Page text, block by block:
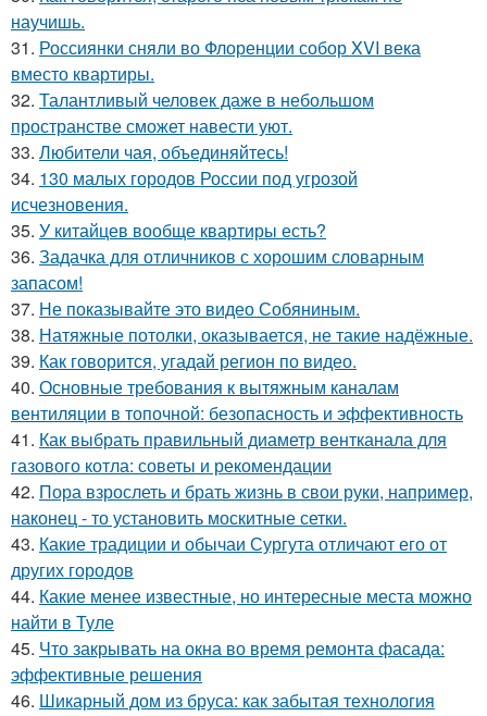
научишь.
31. Россиянки сняли во Флоренции собор XVI века
вместо квартиры.
32. Талантливый человек даже в небольшом
пространстве сможет навести уют.
33. Любители чая, объединяйтесь!
34. 130 малых городов России под угрозой
исчезновения.
35. У китайцев вообще квартиры есть?
36. Задачка для отличников с хорошим словарным
запасом!
37. Не показывайте это видео Собяниным.
38. Натяжные потолки, оказывается, не такие надёжные.
39. Как говорится, угадай регион по видео.
40. Основные требования к вытяжным каналам
вентиляции в топочной: безопасность и эффективность
41. Как выбрать правильный диаметр вентканала для
газового котла: советы и рекомендации
42. Пора взрослеть и брать жизнь в свои руки, например,
наконец - то установить москитные сетки.
43. Какие традиции и обычаи Сургута отличают его от
других городов
44. Какие менее известные, но интересные места можно
найти в Туле
45. Что закрывать на окна во время ремонта фасада:
эффективные решения
46. Шикарный дом из бруса: как забытая технология